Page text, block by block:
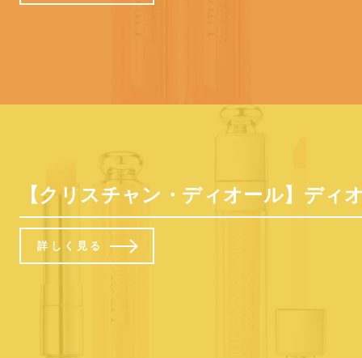
【クリスチャン・ディオール】デ
詳しく見る